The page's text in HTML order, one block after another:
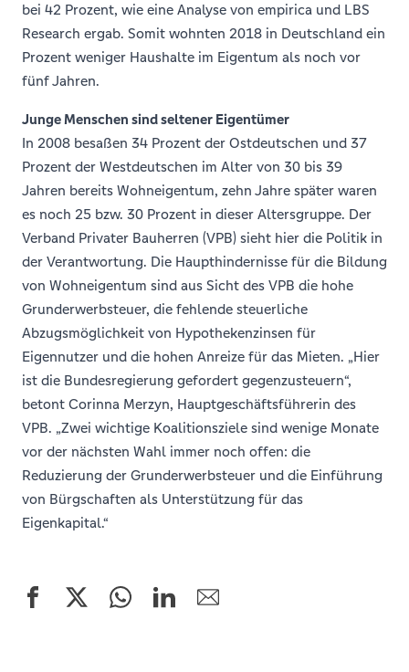
bei 42 Prozent, wie eine Analyse von empirica und LBS
Research ergab. Somit wohnten 2018 in Deutschland ein
Prozent weniger Haushalte im Eigentum als noch vor
fünf Jahren.
Junge Menschen sind seltener Eigentümer
In 2008 besaßen 34 Prozent der Ostdeutschen und 37
Prozent der Westdeutschen im Alter von 30 bis 39
Jahren bereits Wohneigentum, zehn Jahre später waren
es noch 25 bzw. 30 Prozent in dieser Altersgruppe. Der
Verband Privater Bauherren (VPB) sieht hier die Politik in
der Verantwortung. Die Haupthindernisse für die Bildung
von Wohneigentum sind aus Sicht des VPB die hohe
Grunderwerbsteuer, die fehlende steuerliche
Abzugsmöglichkeit von Hypothekenzinsen für
Eigennutzer und die hohen Anreize für das Mieten. „Hier
ist die Bundesregierung gefordert gegenzusteuern“,
betont Corinna Merzyn, Hauptgeschäftsführerin des
VPB. „Zwei wichtige Koalitionsziele sind wenige Monate
vor der nächsten Wahl immer noch offen: die
Reduzierung der Grunderwerbsteuer und die Einführung
von Bürgschaften als Unterstützung für das
Eigenkapital.“